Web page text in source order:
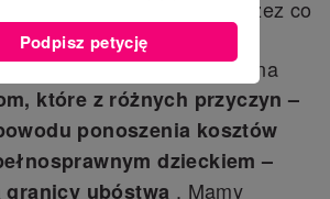
stopniu, przez co
na życie i zdrowie w
granicami Polski, czy na
które z różnych przyczyn –
ponoszenia kosztów
dzieckiem –
ubóstwa . Mamy
Podpisz petycję